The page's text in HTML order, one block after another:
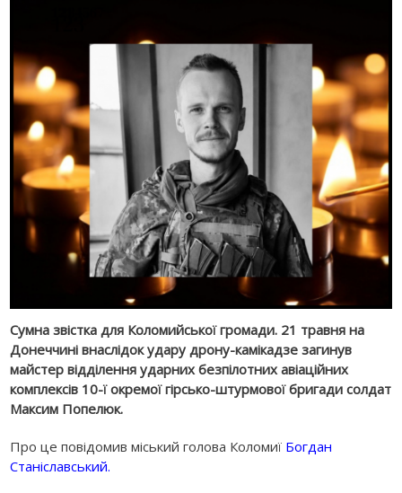
Сумна звістка для Коломийської громади. 21 травня на
Донеччині внаслідок удару дрону-камікадзе загинув
майстер відділення ударних безпілотних авіаційних
комплексів 10-ї окремої гірсько-штурмової бригади солдат
Максим Попелюк.
Про це повідомив міський голова Коломиї Богдан
Станіславський.